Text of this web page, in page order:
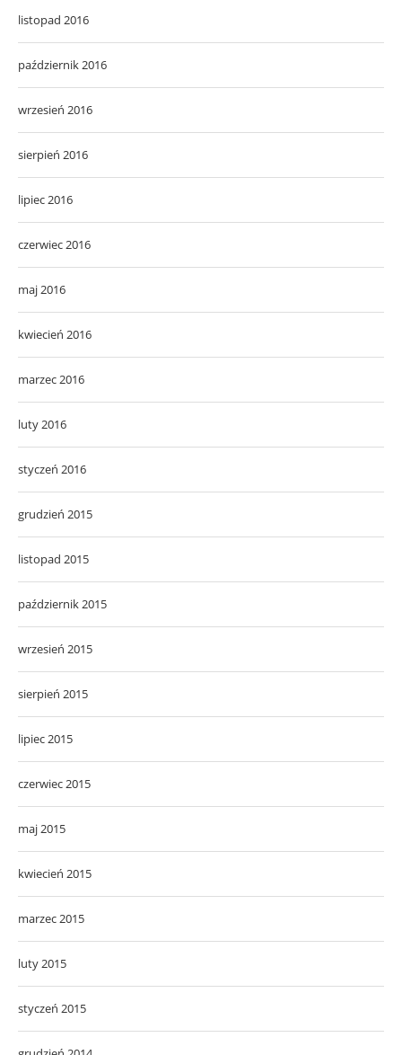
listopad 2016
październik 2016
wrzesień 2016
sierpień 2016
lipiec 2016
czerwiec 2016
maj 2016
kwiecień 2016
marzec 2016
luty 2016
styczeń 2016
grudzień 2015
listopad 2015
październik 2015
wrzesień 2015
sierpień 2015
lipiec 2015
czerwiec 2015
maj 2015
kwiecień 2015
marzec 2015
luty 2015
styczeń 2015